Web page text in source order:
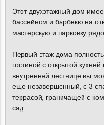
Этот двухэтажный дом
бассейном и барбекю на
мастерскую и парковку
Первый этаж дома
гостиной с открытой
внутренней лестнице вы
еще незавершенный, с 3
террасой, граничащей с
сад.